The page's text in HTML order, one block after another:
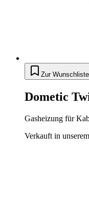
Zur
Dometic
Gasheizung für
Verkauft in